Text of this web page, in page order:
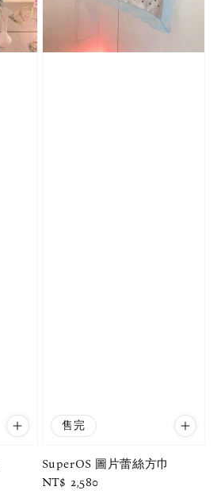
售完
SuperOS 圖片蕾絲方巾
Regular
NT$ 2,580